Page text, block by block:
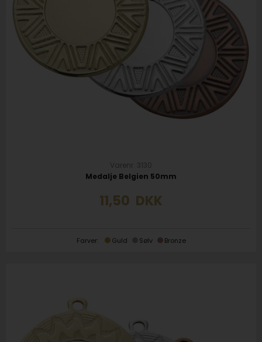
Varenr. 3130
Medalje Belgien 50mm
11,50 DKK
Farver: Guld Sølv Bronze